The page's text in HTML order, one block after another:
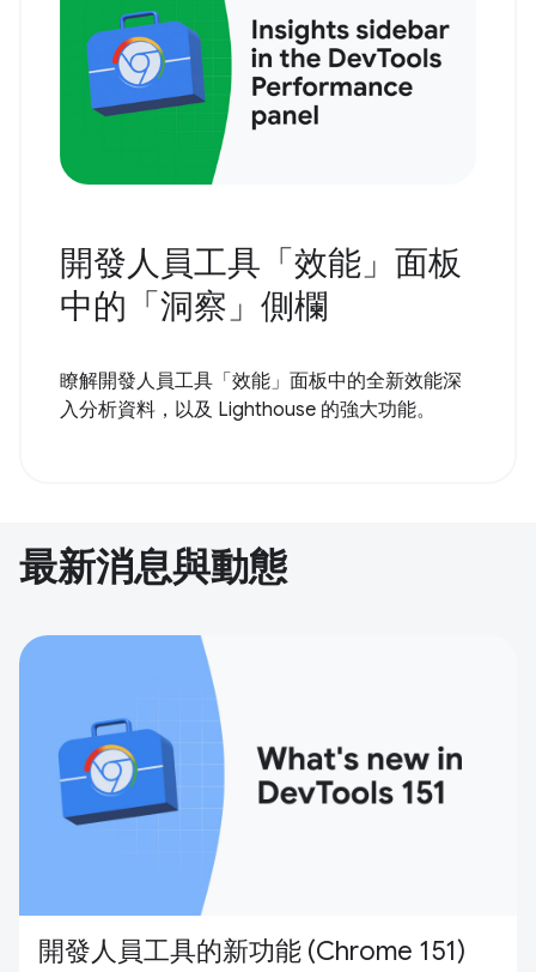
開發人員工具「效能」面板
中的「洞察」側欄
瞭解開發人員工具「效能」面板中的全新效能深
入分析資料，以及 Lighthouse 的強大功能。
最新消息與動態
開發人員工具的新功能 (Chrome 151)